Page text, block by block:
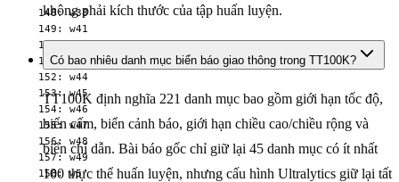
  148: w38
  149: w41
  150: w42
  151: w43
  152: w44
  153: w45
  154: w46
  155: w47
  156: w48
  157: w49
  158: w5
không phải kích thước của tập huấn luyện.
Có bao nhiêu danh mục biển báo giao thông trong TT100K?
TT100K định nghĩa 221 danh mục bao gồm giới hạn tốc độ,
biển cấm, biển cảnh báo, giới hạn chiều cao/chiều rộng và
biển chỉ dẫn. Bài báo gốc chỉ giữ lại 45 danh mục có ít nhất
100 thực thể huấn luyện, nhưng cấu hình Ultralytics giữ lại tất